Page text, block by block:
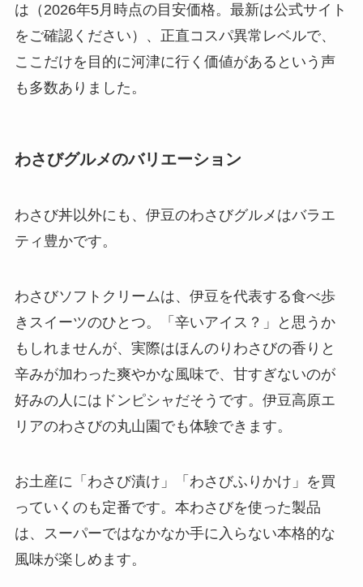
は（2026年5月時点の目安価格。最新は公式サイト
をご確認ください）、正直コスパ異常レベルで、
ここだけを目的に河津に行く価値があるという声
も多数ありました。
わさびグルメのバリエーション
わさび丼以外にも、伊豆のわさびグルメはバラエ
ティ豊かです。
わさびソフトクリームは、伊豆を代表する食べ歩
きスイーツのひとつ。「辛いアイス？」と思うか
もしれませんが、実際はほんのりわさびの香りと
辛みが加わった爽やかな風味で、甘すぎないのが
好みの人にはドンピシャだそうです。伊豆高原エ
リアのわさびの丸山園でも体験できます。
お土産に「わさび漬け」「わさびふりかけ」を買
っていくのも定番です。本わさびを使った製品
は、スーパーではなかなか手に入らない本格的な
風味が楽しめます。